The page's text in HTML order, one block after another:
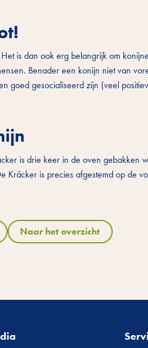
is dan ook erg belangrijk om
Benader een konijn niet van
goed gesocialiseerd zijn (veel
is drie keer in de oven gebakken
Kräcker is precies afgestemd op de
Naar het overzicht